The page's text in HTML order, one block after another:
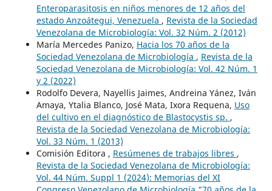
Enteroparasitosis en niños menores de 12 años del
estado Anzoátegui, Venezuela , Revista de la Sociedad
Venezolana de Microbiología: Vol. 32 Núm. 2 (2012)
María Mercedes Panizo, Hacia los 70 años de la
Sociedad Venezolana de Microbiología , Revista de la
Sociedad Venezolana de Microbiología: Vol. 42 Núm. 1
y 2 (2022)
Rodolfo Devera, Nayellis Jaimes, Andreina Yánez, Iván
Amaya, Ytalia Blanco, José Mata, Ixora Requena, Uso
del cultivo en el diagnóstico de Blastocystis sp. ,
Revista de la Sociedad Venezolana de Microbiología:
Vol. 33 Núm. 1 (2013)
Comisión Editora , Resúmenes de trabajos libres ,
Revista de la Sociedad Venezolana de Microbiología:
Vol. 44 Núm. Suppl 1 (2024): Memorias del XI